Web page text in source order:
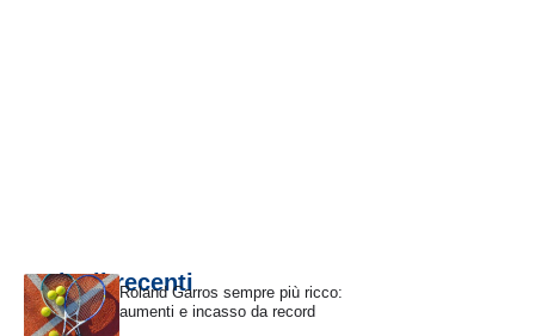
Articoli recentiRoland Garros sempre più ricco:
aumenti e incasso da record